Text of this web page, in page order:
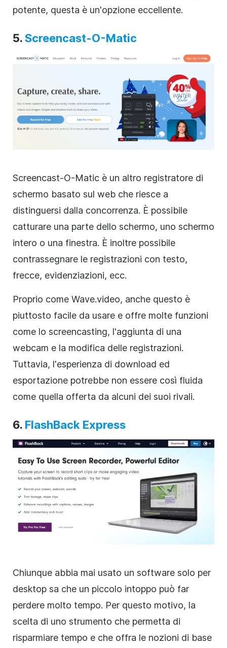
potente, questa è un'opzione eccellente.
5.Screencast-O-Matic
Screencast-O-Matic è un altro registratore di
schermo basato sul web che riesce a
distinguersi dalla concorrenza. È possibile
catturare una parte dello schermo, uno schermo
intero o una finestra. È inoltre possibile
contrassegnare le registrazioni con testo,
frecce, evidenziazioni, ecc.
Proprio come Wave.video, anche questo è
piuttosto facile da usare e offre molte funzioni
come lo screencasting, l'aggiunta di una
webcam e la modifica delle registrazioni.
Tuttavia, l'esperienza di download ed
esportazione potrebbe non essere così fluida
come quella offerta da alcuni dei suoi rivali.
6. FlashBack Express
Chiunque abbia mai usato un software solo per
desktop sa che un piccolo intoppo può far
perdere molto tempo. Per questo motivo, la
scelta di uno strumento che permetta di
risparmiare tempo e che offra le nozioni di base